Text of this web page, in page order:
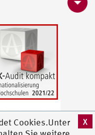
Cookies.Unter
X